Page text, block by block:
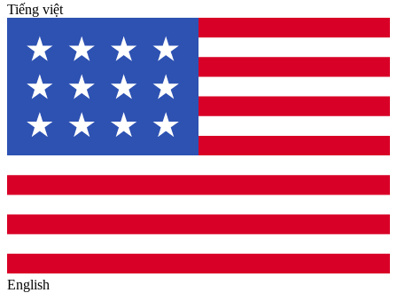
Tiếng việt
English